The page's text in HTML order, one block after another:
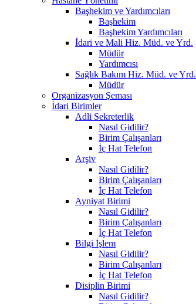
Başhekim ve Yardımcıları
Başhekim
Başhekim Yardımcıları
İdari ve Mali Hiz. Müd. ve Yrd.
Müdür
Yardımcısı
Sağlık Bakım Hiz. Müd. ve Yrd.
Müdür
Organizasyon Şeması
İdari Birimler
Adli Sekreterlik
Nasıl Gidilir?
Birim Çalışanları
İç Hat Telefon
Arşiv
Nasıl Gidilir?
Birim Çalışanları
İç Hat Telefon
Ayniyat Birimi
Nasıl Gidilir?
Birim Çalışanları
İç Hat Telefon
Bilgi İşlem
Nasıl Gidilir?
Birim Çalışanları
İç Hat Telefon
Disiplin Birimi
Nasıl Gidilir?